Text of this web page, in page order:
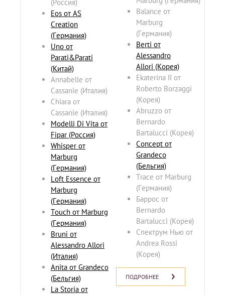
Balance от
Marburg
(Германия)
Berti от
Alessandro
Allori (Корея)
Ekaterina II от
Roberto Borzaggi
(Корея)
Abruzzo от
Bernardo
Bartalucci (Корея)
Concept от
Grandeco
(Бельгия)
Trace от Marburg
(Германия)
Баррос от
Bernardo
Bartalucci (Корея)
Спектрум Нью от
Andrea Rossi
(Корея)
ПОДРОБНЕЕ
(Россия)
Eos от AS
Creation
(Германия)
Uno от
Parati&Parati
(Китай)
Annabelle от
Cassanie (Италия)
Chiara от
Cassanie (Италия)
Modelli Di Vita от
Fipar (Россия)
Whisper от
Marburg
(Германия)
Loft Essence от
Marburg
(Германия)
Touch от Marburg
(Германия)
Bruni от
Alessandro Allori
(Италия)
Anita от Grandeco
(Бельгия)
La Storia от